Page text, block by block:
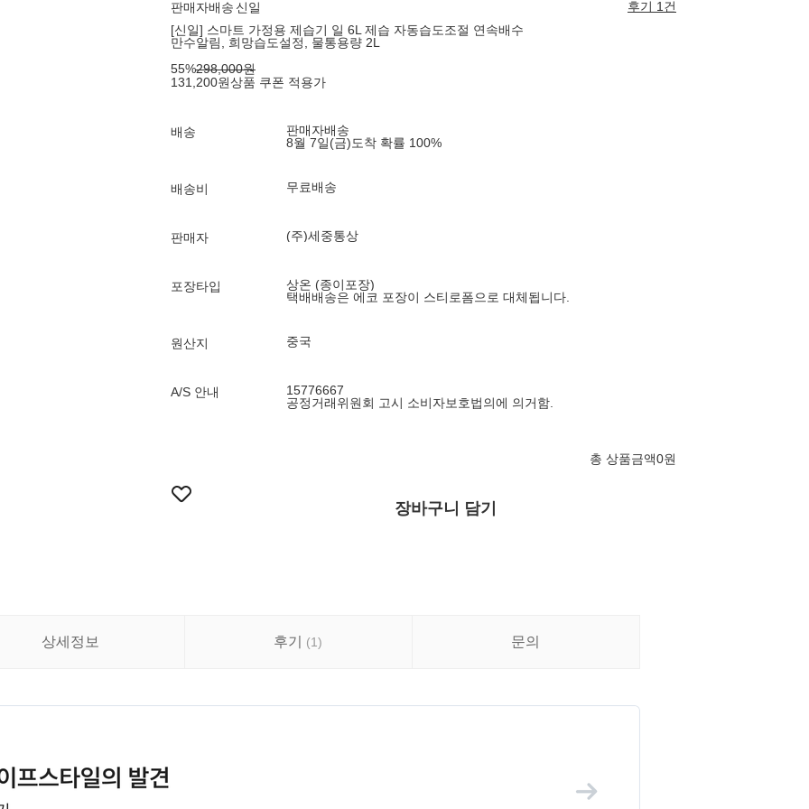
판매자배송 신일
후기 1건
[신일] 스마트 가정용 제습기 일 6L 제습 자동습도조절 연속배수
만수알림, 희망습도설정, 물통용량 2L
55%298,000원
131,200원상품 쿠폰 적용가
배송
판매자배송
8월 7일(금)도착 확률 100%
배송비 무료배송
판매자 (주)세중통상
포장타입
상온 (종이포장)
택배배송은 에코 포장이 스티로폼으로 대체됩니다.
원산지 중국
A/S 안내
15776667
공정거래위원회 고시 소비자보호법의에 의거함.
총 상품금액0원
장바구니 담기
상세정보 후기 (1) 문의